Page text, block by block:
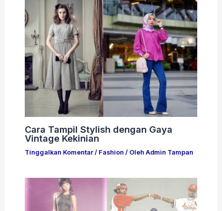
Cara Tampil Stylish dengan Gaya
Vintage Kekinian
Tinggalkan Komentar / Fashion / Oleh Admin Tampan